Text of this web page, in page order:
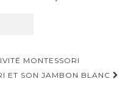
MONTESSORI
ET SON JAMBON BLANC